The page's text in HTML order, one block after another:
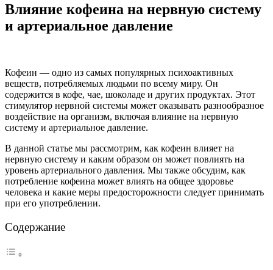
Влияние кофеина на нервную систему
и артериальное давление
Кофеин — одно из самых популярных психоактивных
веществ, потребляемых людьми по всему миру. Он
содержится в кофе, чае, шоколаде и других продуктах. Этот
стимулятор нервной системы может оказывать разнообразное
воздействие на организм, включая влияние на нервную
систему и артериальное давление.
В данной статье мы рассмотрим, как кофеин влияет на
нервную систему и каким образом он может повлиять на
уровень артериального давления. Мы также обсудим, как
потребление кофеина может влиять на общее здоровье
человека и какие меры предосторожности следует принимать
при его употреблении.
Содержание